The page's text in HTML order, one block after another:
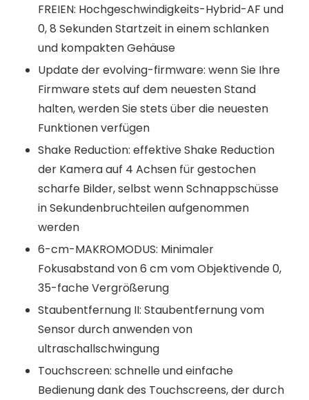
FREIEN: Hochgeschwindigkeits-Hybrid-AF und
0, 8 Sekunden Startzeit in einem schlanken
und kompakten Gehäuse
Update der evolving-firmware: wenn Sie Ihre
Firmware stets auf dem neuesten Stand
halten, werden Sie stets über die neuesten
Funktionen verfügen
Shake Reduction: effektive Shake Reduction
der Kamera auf 4 Achsen für gestochen
scharfe Bilder, selbst wenn Schnappschüsse
in Sekundenbruchteilen aufgenommen
werden
6-cm-MAKROMODUS: Minimaler
Fokusabstand von 6 cm vom Objektivende 0,
35-fache Vergrößerung
Staubentfernung II: Staubentfernung vom
Sensor durch anwenden von
ultraschallschwingung
Touchscreen: schnelle und einfache
Bedienung dank des Touchscreens, der durch